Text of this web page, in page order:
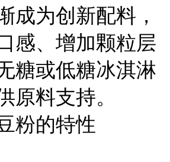
成为创新配料，
感、增加颗粒层
糖或低糖冰淇淋
原料支持。
粉的特性